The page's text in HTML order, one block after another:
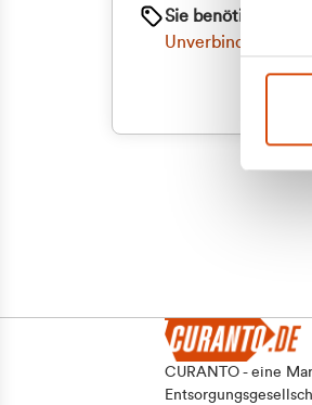
Sie benötigen ein
Unverbindliche
CURANTO - eine